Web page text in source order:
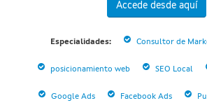
Accede desde aquí
Especialidades: Consultor de
posicionamiento web SEO Local
Google Ads Facebook Ads